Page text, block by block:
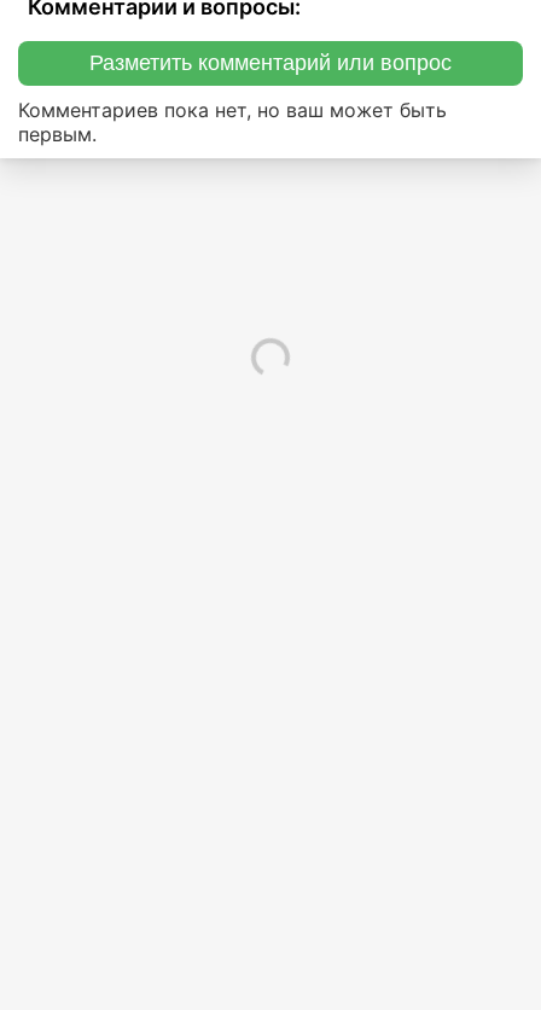
Комментарии и вопросы:
Разметить комментарий или вопрос
Комментариев пока нет, но ваш может быть
первым.